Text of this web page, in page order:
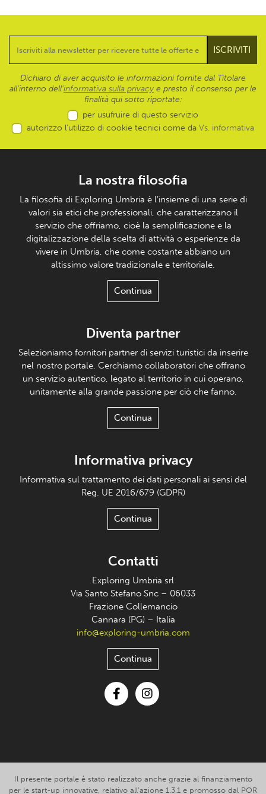
Dichiaro di aver acquisito le informazioni fornite dal Titolare
all’interno dell'informativa sulla privacy e presto il consenso per le
finalità qui sotto riportate:
per usufruire di questo servizio
autorizzo l’utilizzo di cookie tecnici come da Vs. informativa
La nostra filosofia
La filosofia di Exploring Umbria è l’insieme di una serie di
valori sia etici che professionali, che caratterizzano il
servizio che offriamo, cioè la semplificazione e la
digitalizzazione della scelta di attività o esperienze da
vivere in Umbria, che come costante abbiano un
altissimo valore tradizionale e territoriale.
Continua
Diventa partner
Selezioniamo fornitori partner di servizi turistici da inserire
nel nostro portale. Cerchiamo collaboratori che offrano
un servizio autentico, legato al territorio in cui operano,
unitamente alla grande passione per ciò che fanno.
Continua
Informativa privacy
Informativa sul trattamento dei dati personali ai sensi del
Reg. UE 2016/679 (GDPR)
Continua
Contatti
Exploring Umbria srl
Via Santo Stefano Snc – 06033
Frazione Collemancio
Cannara (PG) – Italia
info@exploring-umbria.com
Continua
Il presente portale è stato realizzato anche grazie al finanziamento
per le start-up innovative, relativo all’azione 1.3.1 e promosso dal POR